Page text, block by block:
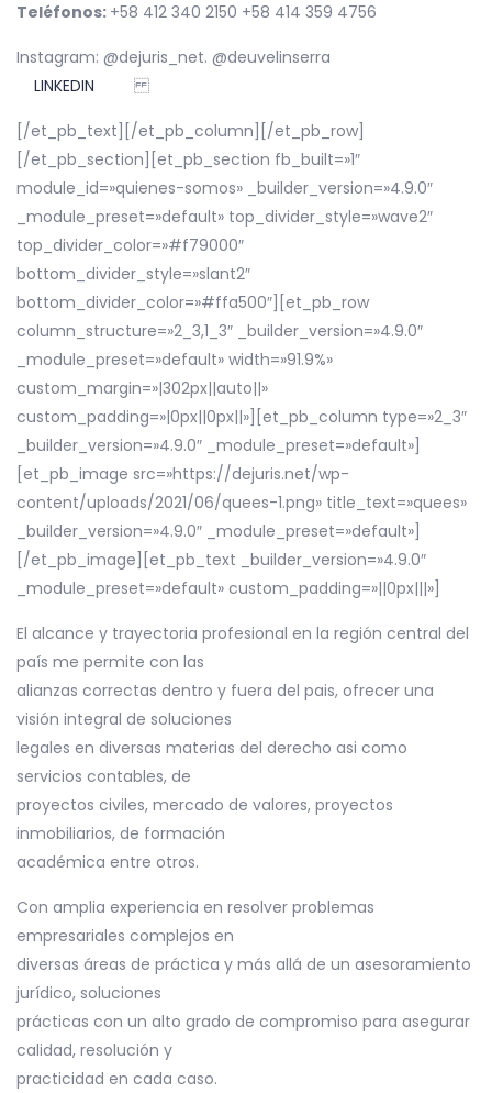
Teléfonos: +58 412 340 2150 +58 414 359 4756
Instagram: @dejuris_net. @deuvelinserra
LINKEDIN
[/et_pb_text][/et_pb_column][/et_pb_row]
[/et_pb_section][et_pb_section fb_built=»1″
module_id=»quienes-somos» _builder_version=»4.9.0″
_module_preset=»default» top_divider_style=»wave2″
top_divider_color=»#f79000″
bottom_divider_style=»slant2″
bottom_divider_color=»#ffa500″][et_pb_row
column_structure=»2_3,1_3″ _builder_version=»4.9.0″
_module_preset=»default» width=»91.9%»
custom_margin=»|302px||auto||»
custom_padding=»|0px||0px||»][et_pb_column type=»2_3″
_builder_version=»4.9.0″ _module_preset=»default»]
[et_pb_image src=»https://dejuris.net/wp-
content/uploads/2021/06/quees-1.png» title_text=»quees»
_builder_version=»4.9.0″ _module_preset=»default»]
[/et_pb_image][et_pb_text _builder_version=»4.9.0″
_module_preset=»default» custom_padding=»||0px|||»]
El alcance y trayectoria profesional en la región central del
país me permite con las
alianzas correctas dentro y fuera del pais, ofrecer una
visión integral de soluciones
legales en diversas materias del derecho asi como
servicios contables, de
proyectos civiles, mercado de valores, proyectos
inmobiliarios, de formación
académica entre otros.
Con amplia experiencia en resolver problemas
empresariales complejos en
diversas áreas de práctica y más allá de un asesoramiento
jurídico, soluciones
prácticas con un alto grado de compromiso para asegurar
calidad, resolución y
practicidad en cada caso.